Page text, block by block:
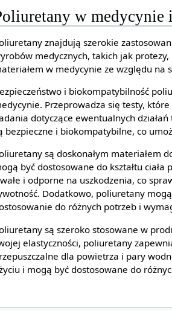
w medycynie
znajdują szerokie
medycznych, takich jak
w medycynie ze względu
i biokompatybilność
Przeprowadza się testy,
dotyczące ewentualnych
bezpieczne i biokompatybilne, co
są doskonałym materiałem
być dostosowane do kształtu
i odporne na uszkodzenia, co
Dodatkowo, poliuretany
do różnych potrzeb i
są szeroko stosowane w
elastyczności, poliuretany
dla powietrza i pary
i mogą być dostosowane do